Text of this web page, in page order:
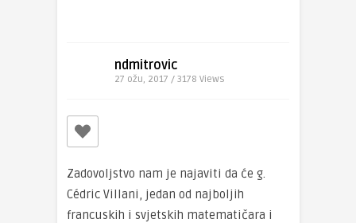
ndmitrovic
27 ožu, 2017 / 3178 Views
Zadovoljstvo nam je najaviti da će g.
Cédric Villani, jedan od najboljih
francuskih i svjetskih matematičara i